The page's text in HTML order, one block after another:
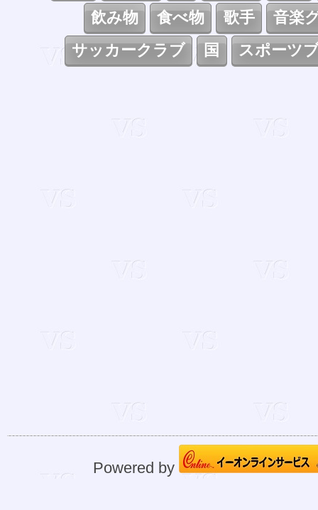
飲み物
食べ物 歌手
音楽
サッカークラブ
国 スポーツ
Powered by